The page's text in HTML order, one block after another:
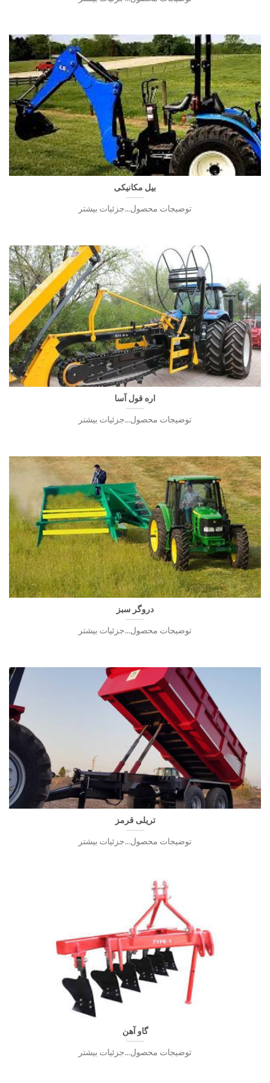
بیل مکانیکی
توضیجات محصول...جزئیات بیشتر
اره قول آسا
توضیجات محصول...جزئیات بیشتر
دروگر سبز
توضیجات محصول...جزئیات بیشتر
تریلی قرمز
توضیجات محصول...جزئیات بیشتر
گاو آهن
توضیجات محصول...جزئیات بیشتر